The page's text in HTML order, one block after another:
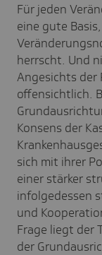
Für jeden
eine gute
herrscht. Und
Angesichts der
offensichtlich.
Konsens der
sich mit ihrer
einer stärker
infolgedessen
und
Frage liegt der
der